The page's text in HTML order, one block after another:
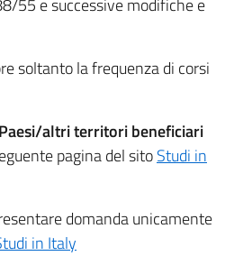
soltanto la frequenza di corsi
Paesi/altri territori beneficiari
pagina del sitoStudi in
domanda unicamente
in Italy